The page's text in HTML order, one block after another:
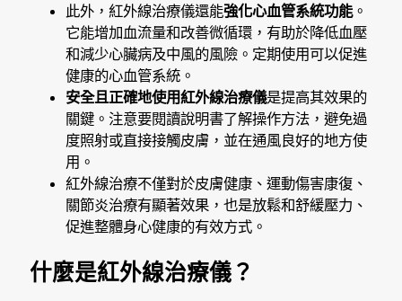
此外，紅外線治療儀還能強化心血管系統功能。
它能增加血流量和改善微循環，有助於降低血壓
和減少心臟病及中風的風險。定期使用可以促進
健康的心血管系統。
安全且正確地使用紅外線治療儀是提高其效果的
關鍵。注意要閱讀說明書了解操作方法，避免過
度照射或直接接觸皮膚，並在通風良好的地方使
用。
紅外線治療不僅對於皮膚健康、運動傷害康復、
關節炎治療有顯著效果，也是放鬆和舒緩壓力、
促進整體身心健康的有效方式。
什麼是紅外線治療儀？